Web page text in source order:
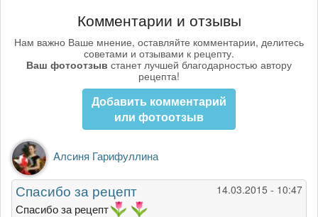
Комментарии и отзывы
Нам важно Ваше мнение, оставляйте комментарии, делитесь
советами и отзывами к рецепту.
Ваш фотоотзыв станет лучшей благодарностью автору
рецепта!
Добавить комментарий
или фотоотзыв
Aлсиня Гарифуллина
14.03.2015 - 10:47
Спасибо за рецепт
Спасибо за рецепт